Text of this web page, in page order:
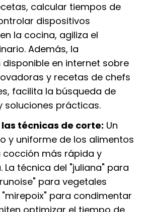
calcular tiempos de
dispositivos
la cocina, agiliza el
Además, la
en internet sobre
y recetas de chefs
facilita la búsqueda de
soluciones prácticas.
técnicas de corte: Un
y uniforme de los alimentos
cocción más rápida y
La técnica del "juliana" para
para vegetales
para condimentar